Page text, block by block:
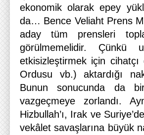
ekonomik olarak epey
da… Bence Veliaht Prens
aday tüm prensleri
görülmemelidir. Çünkü
etkisizleştirmek için
Ordusu vb.) aktardığı
Bunun sonucunda da
vazgeçmeye zorlandı.
Hizbullah’ı, Irak ve
vekâlet savaşlarına büyük